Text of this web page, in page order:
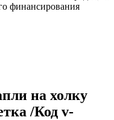
финансирования
на холку
/Код v-